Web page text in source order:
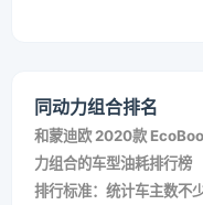
同动力组合排名
和蒙迪欧 2020款
力组合的车型油耗排行榜
排行标准：统计车主数不